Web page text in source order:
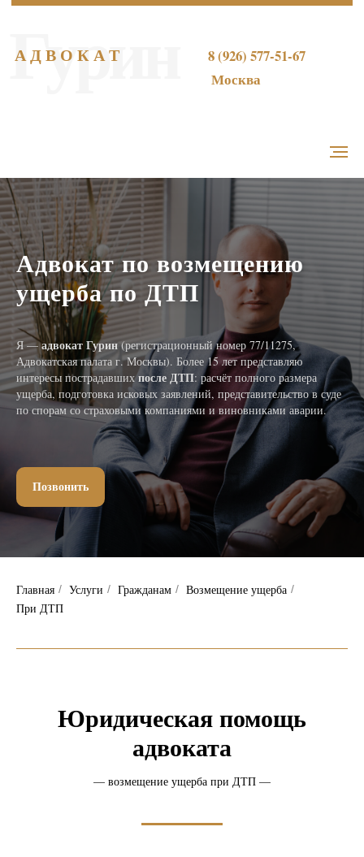
Гурин
Адвокат по возмещению
ущерба по ДТП
Я —адвокат Гурин(регистрационный номер 77/11275,
Адвокатская палата г. Москвы). Более 15 лет представляю
интересы пострадавшихпосле ДТП: расчёт полного размера
ущерба, подготовка исковых заявлений, представительство в суде
по спорам со страховыми компаниями и виновниками аварии.
Позвонить
Главная / Услуги / Гражданам / Возмещение ущерба /
При ДТП
Юридическая помощь
адвоката
— возмещение ущерба при ДТП —